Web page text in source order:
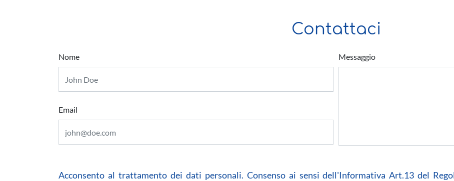
Contattaci
Nome
Email
Messaggio
Acconsento al trattamento dei dati personali. Consenso ai sensi dell'Informativa Art.13 del